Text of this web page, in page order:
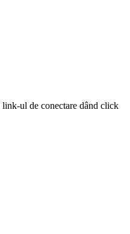
ul de conectare dând click